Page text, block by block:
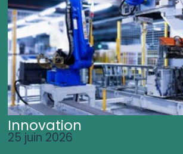
Innovation
25 juin 2026